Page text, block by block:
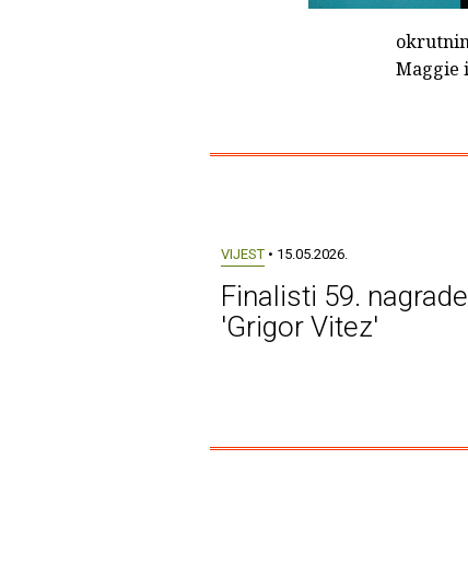
Maggie
VIJEST• 15.05.2026.
Finalisti 59. nagrade
'Grigor Vitez'